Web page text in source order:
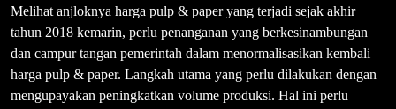
Melihat anjloknya harga pulp & paper yang terjadi sejak akhir
tahun 2018 kemarin, perlu penanganan yang berkesinambungan
dan campur tangan pemerintah dalam menormalisasikan kembali
harga pulp & paper. Langkah utama yang perlu dilakukan dengan
mengupayakan peningkatkan volume produksi. Hal ini perlu